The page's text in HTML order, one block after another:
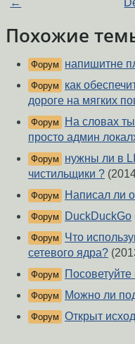
←
Похожие
Форум напишитне
Форум
как
дороге на мягких
Форум
На словах
просто админ
Форум
нужны ли в
чистильщики ?
Форум Написал ли
Форум DuckDuckGo
Форум
Что
сетевого ядра?
Форум
Форум Можно ли
Форум Открыт